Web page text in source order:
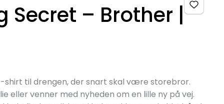
Secret – Brother |
shirt til drengen, der snart skal være storebror.
eller venner med nyheden om en lille ny på vej.